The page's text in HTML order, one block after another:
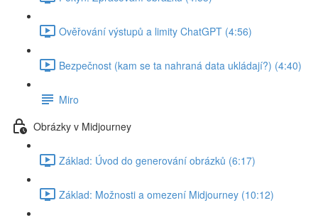
Ověřování výstupů a limity ChatGPT (4:56)
Bezpečnost (kam se ta nahraná data ukládají?) (4:40)
Miro
Obrázky v Midjourney
Základ: Úvod do generování obrázků (6:17)
Základ: Možnosti a omezení Midjourney (10:12)